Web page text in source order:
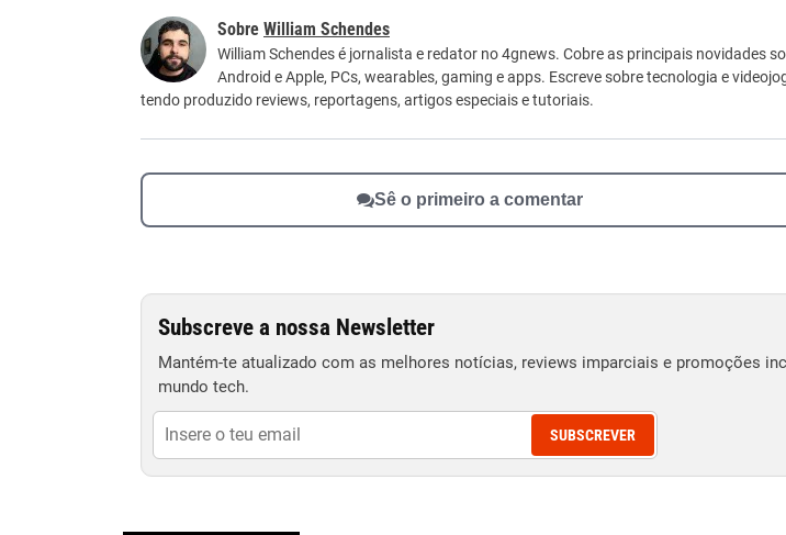
Este conteúdo não tem a informação que procuro
Outro
William Schendes
William Schendes é jornalista e redator no 4gnews. Cobre as principais novidades
Android e Apple, PCs, wearables, gaming e apps. Escreve sobre tecnologia e
tendo produzido reviews, reportagens, artigos especiais e tutoriais.
Sê o primeiro a comentar
Subscreve a nossa Newsletter
Mantém-te atualizado com as melhores notícias, reviews imparciais e promoções
mundo tech.
SUBSCREVER